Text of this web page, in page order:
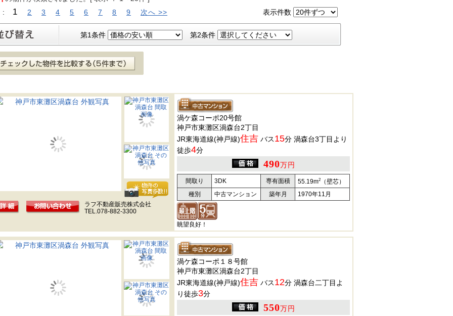
:
1 2 3 4 5 6 7 8 9 次へ >> 表示件数
第1条件 第2条件
ラフ不動産販売株式会社
TEL.078-882-3300
渦ケ森コーポ20号館
神戸市東灘区渦森台2丁目
JR東海道線(神戸線)住吉 バス15分 渦森台3丁目より
徒歩4分
490万円
間取り 3DK 専有面積 55.19m2
（壁芯）
種別
中古マンション 築年月 1970年11月
眺望良好！
渦ケ森コーポ１８号館
神戸市東灘区渦森台2丁目
JR東海道線(神戸線)住吉 バス12分 渦森台二丁目よ
り徒歩3分
550万円